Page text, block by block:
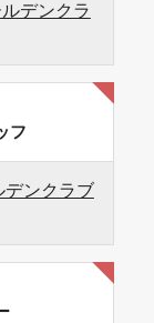
デンクラ
フ
デンクラブ